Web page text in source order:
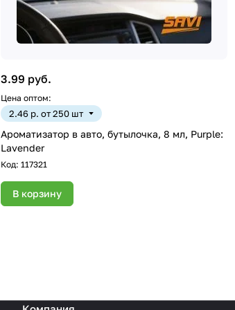
3.99 руб.
Цена оптом:
2.46 р. от 250 шт
Ароматизатор в авто, бутылочка, 8 мл, Purple:
Lavender
Код: 117321
В корзину